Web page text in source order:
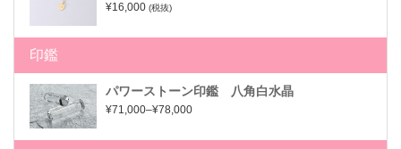
¥16,000 (税抜)
印鑑
パワーストーン印鑑 八角白水晶
¥71,000–¥78,000